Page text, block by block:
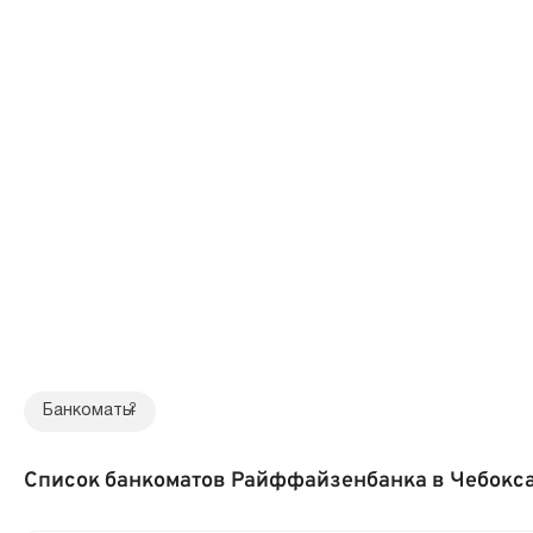
Банкоматы2
Список банкоматов Райффайзенбанка в